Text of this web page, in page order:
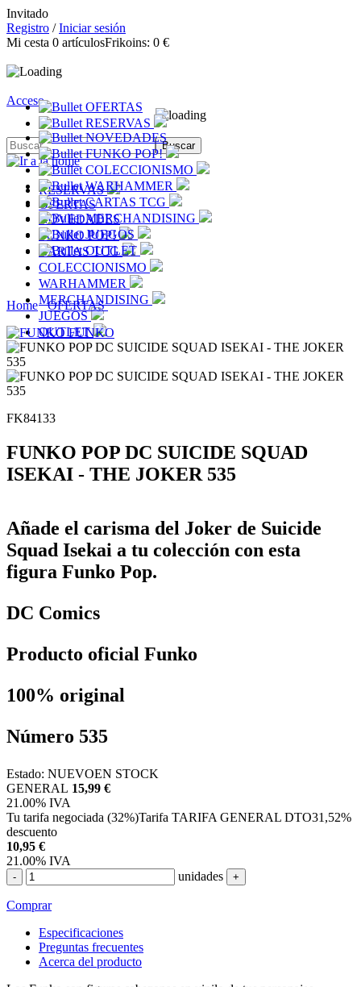
Invitado
Registro /Iniciar sesión
Mi cesta 0 artículosFrikoins: 0 €
Acceso
RESERVAS
OFERTAS
NOVEDADES
FUNKO POP!
CARTAS TCG
COLECCIONISMO
WARHAMMER
MERCHANDISING
JUEGOS
OUTLET
OFERTAS
RESERVAS
NOVEDADES
FUNKO POP!
COLECCIONISMO
WARHAMMER
CARTAS TCG
MERCHANDISING
JUEGOS
OUTLET
Home
OFERTAS
FUNKO
FK84133
FUNKO POP DC SUICIDE SQUAD
ISEKAI - THE JOKER 535
Añade el carisma del Joker de Suicide
Squad Isekai a tu colección con esta
figura Funko Pop.
DC Comics
Producto oficial Funko
100% original
Número 535
Estado: NUEVOEN STOCK
GENERAL 15,99 €
21.00% IVA
Tu tarifa negociada (32%)Tarifa TARIFA GENERAL DTO31,52%
descuento
10,95 €
21.00% IVA
- unidades +
Comprar
Especificaciones
Preguntas frecuentes
Acerca del producto